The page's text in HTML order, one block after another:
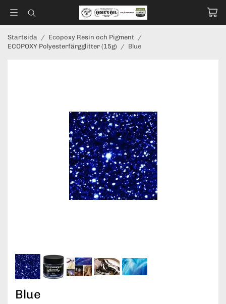
Startsida / Ecopoxy Resin och Pigment /
ECOPOXY Polyesterfärgglitter (15g) / Blue
Blue